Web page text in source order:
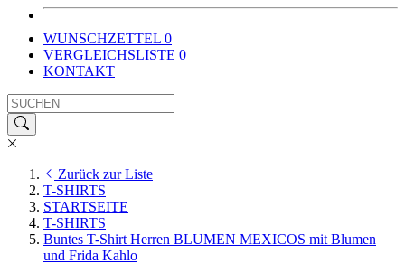
WUNSCHZETTEL 0
VERGLEICHSLISTE 0
KONTAKT
Zurück zur Liste
T-SHIRTS
STARTSEITE
T-SHIRTS
Buntes T-Shirt Herren BLUMEN MEXICOS mit Blumen
und Frida Kahlo